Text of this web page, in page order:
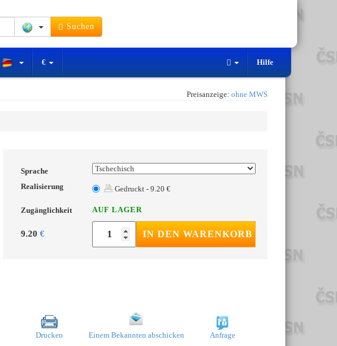
Suchen
€ Hilfe
Preisanzeige: ohne MWS
Sprache
Realisierung
Gedruckt - 9.20 €
Zugänglichkeit AUF LAGER
9.20 € IN DEN WARENKORB
Drucken Einem Bekannten abschicken Anfrage